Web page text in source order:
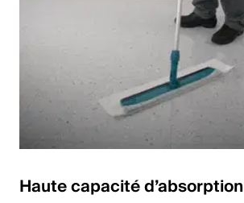
Haute capacité d’absorption